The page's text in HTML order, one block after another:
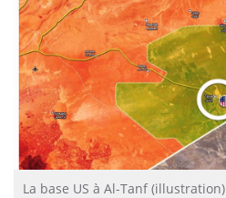
La base US à Al-Tanf (illustration)